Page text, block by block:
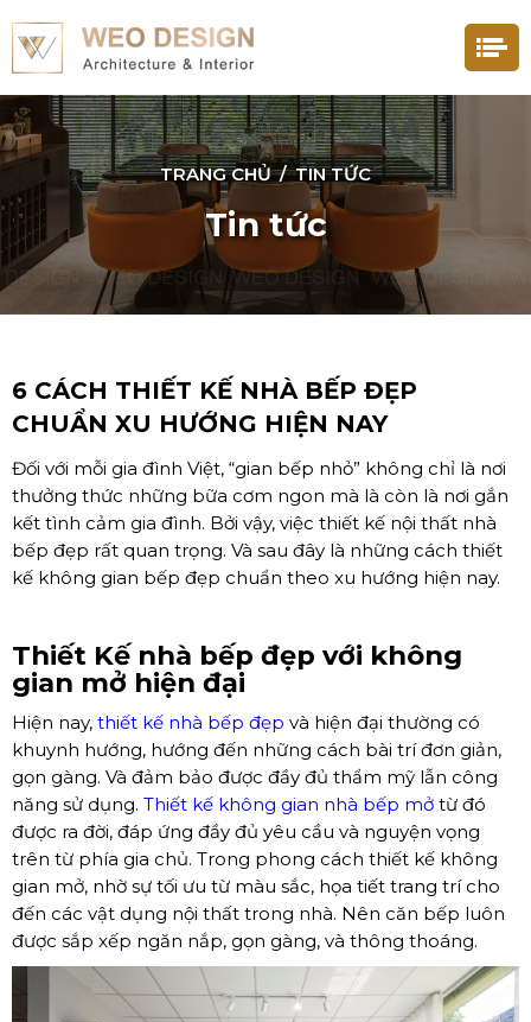
TRANG CHỦ / TIN TỨC
Tin tức
6 CÁCH THIẾT KẾ NHÀ BẾP ĐẸP
CHUẨN XU HƯỚNG HIỆN NAY
Đối với mỗi gia đình Việt, “gian bếp nhỏ” không chỉ là nơi
thưởng thức những bữa cơm ngon mà là còn là nơi gắn
kết tình cảm gia đình. Bởi vậy, việc thiết kế nội thất nhà
bếp đẹp rất quan trọng. Và sau đây là những cách thiết
kế không gian bếp đẹp chuẩn theo xu hướng hiện nay.
Thiết Kế nhà bếp đẹp với không
gian mở hiện đại
Hiện nay, thiết kế nhà bếp đẹp và hiện đại thường có
khuynh hướng, hướng đến những cách bài trí đơn giản,
gọn gàng. Và đảm bảo được đầy đủ thẩm mỹ lẫn công
năng sử dụng. Thiết kế không gian nhà bếp mở từ đó
được ra đời, đáp ứng đầy đủ yêu cầu và nguyện vọng
trên từ phía gia chủ. Trong phong cách thiết kế không
gian mở, nhờ sự tối ưu từ màu sắc, họa tiết trang trí cho
đến các vật dụng nội thất trong nhà. Nên căn bếp luôn
được sắp xếp ngăn nắp, gọn gàng, và thông thoáng.